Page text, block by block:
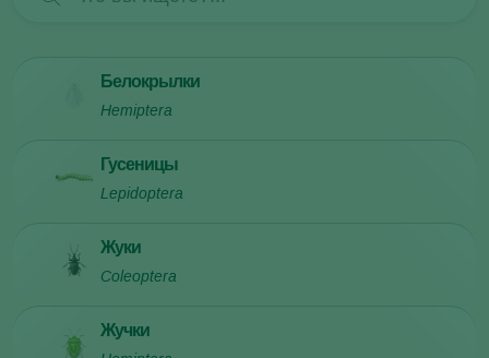
Белокрылки
Hemiptera
Гусеницы
Lepidoptera
Жуки
Coleoptera
Жучки